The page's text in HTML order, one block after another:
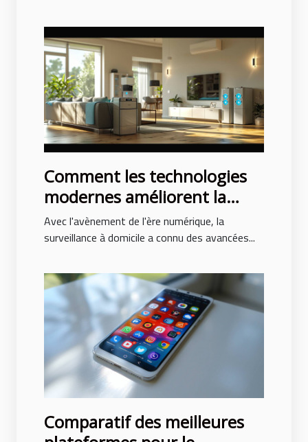
Comment les technologies
modernes améliorent la
surveillance à domicile
Avec l'avènement de l'ère numérique, la
surveillance à domicile a connu des avancées...
Comparatif des meilleures